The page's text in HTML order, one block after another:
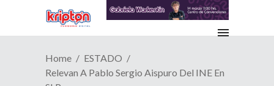
Home
ESTADO
Relevan A Pablo Sergio Aispuro Del INE En